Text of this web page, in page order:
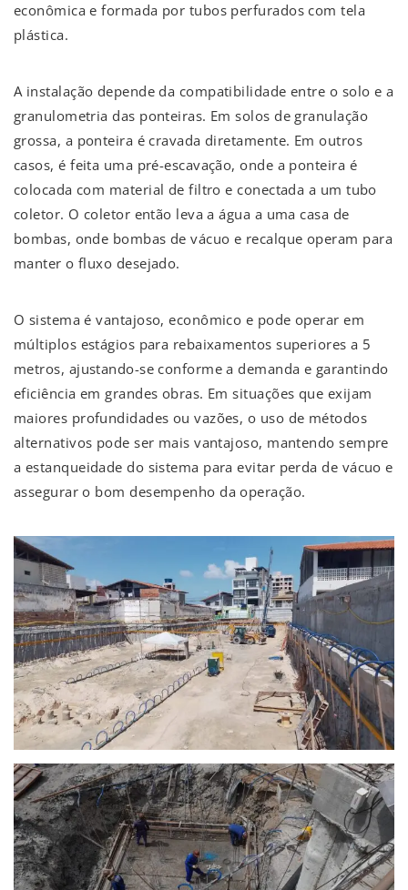
econômica e formada por tubos perfurados com tela
plástica.
A instalação depende da compatibilidade entre o solo e a
granulometria das ponteiras. Em solos de granulação
grossa, a ponteira é cravada diretamente. Em outros
casos, é feita uma pré-escavação, onde a ponteira é
colocada com material de filtro e conectada a um tubo
coletor. O coletor então leva a água a uma casa de
bombas, onde bombas de vácuo e recalque operam para
manter o fluxo desejado.
O sistema é vantajoso, econômico e pode operar em
múltiplos estágios para rebaixamentos superiores a 5
metros, ajustando-se conforme a demanda e garantindo
eficiência em grandes obras. Em situações que exijam
maiores profundidades ou vazões, o uso de métodos
alternativos pode ser mais vantajoso, mantendo sempre
a estanqueidade do sistema para evitar perda de vácuo e
assegurar o bom desempenho da operação.